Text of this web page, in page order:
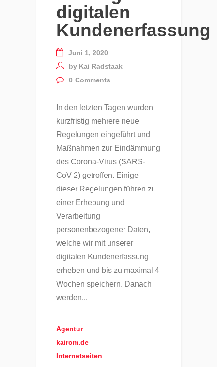
digitalen
Kundenerfassung
Juni 1, 2020
by Kai Radstaak
0 Comments
In den letzten Tagen wurden
kurzfristig mehrere neue
Regelungen eingeführt und
Maßnahmen zur Eindämmung
des Corona-Virus (SARS-
CoV-2) getroffen. Einige
dieser Regelungen führen zu
einer Erhebung und
Verarbeitung
personenbezogener Daten,
welche wir mit unserer
digitalen Kundenerfassung
erheben und bis zu maximal 4
Wochen speichern. Danach
werden...
Agentur
kairom.de
Internetseiten